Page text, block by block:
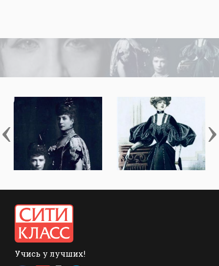
‹ ›
Учись у лучших!